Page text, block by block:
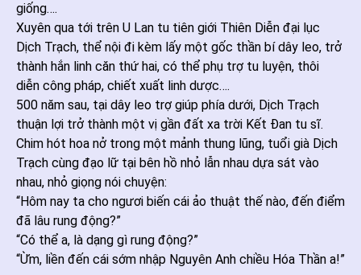
giống….
Xuyên qua tới trên U Lan tu tiên giới Thiên Diễn đại lục
Dịch Trạch, thể nội đi kèm lấy một gốc thần bí dây leo, trở
thành hắn linh căn thứ hai, có thể phụ trợ tu luyện, thôi
diễn công pháp, chiết xuất linh dược….
500 năm sau, tại dây leo trợ giúp phía dưới, Dịch Trạch
thuận lợi trở thành một vị gần đất xa trời Kết Đan tu sĩ.
Chim hót hoa nở trong một mảnh thung lũng, tuổi già Dịch
Trạch cùng đạo lữ tại bên hồ nhỏ lẫn nhau dựa sát vào
nhau, nhỏ giọng nói chuyện:
“Hôm nay ta cho ngươi biến cái ảo thuật thế nào, đến điểm
đã lâu rung động?”
“Có thể a, là dạng gì rung động?”
“Ừm, liền đến cái sớm nhập Nguyên Anh chiều Hóa Thần a!”